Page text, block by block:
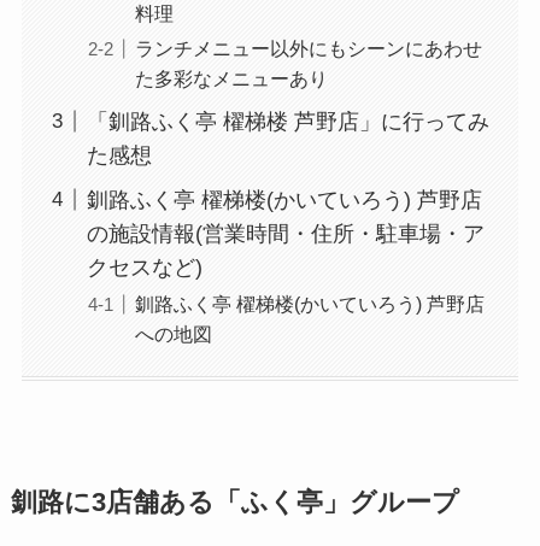
料理
ランチメニュー以外にもシーンにあわせ
た多彩なメニューあり
「釧路ふく亭 櫂梯楼 芦野店」に行ってみ
た感想
釧路ふく亭 櫂梯楼(かいていろう) 芦野店
の施設情報(営業時間・住所・駐車場・ア
クセスなど)
釧路ふく亭 櫂梯楼(かいていろう) 芦野店
への地図
釧路に3店舗ある「ふく亭」グループ